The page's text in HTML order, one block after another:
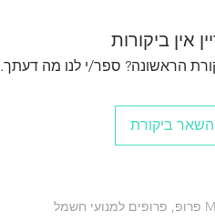
אין ביקורות
הראשונה? ספר/י לנו מה דעתך.
השאר ביקורת